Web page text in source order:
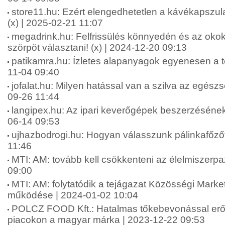
store11.hu: Ezért elengedhetetlen a
(x) | 2025-02-21 11:07
megadrink.hu: Felfrissülés könnyedén és az
szörpöt választani! (x) | 2024-12-20 09:13
patikamra.hu: Ízletes alapanyagok egyenesen a
11-04 09:40
jofalat.hu: Milyen hatással van a szilva az
09-26 11:44
langipex.hu: Az ipari keverőgépek
06-14 09:53
ujhazbodrogi.hu: Hogyan válasszunk
11:46
MTI: AM: tovább kell csökkenteni az
09:00
MTI: AM: folytatódik a tejágazat Közösségi
működése | 2024-01-02 10:04
POLCZ FOOD Kft.: Hatalmas tőkebevonással
piacokon a magyar márka | 2023-12-22 09:53